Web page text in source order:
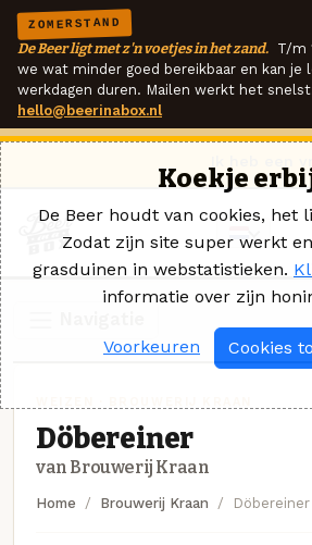
ZOMERSTAND
De Beer ligt met z'n voetjes in het zand. T/m
we wat minder goed bereikbaar en kan je
werkdagen duren. Mailen werkt het
hello@beerinabox.nl
Döbereiner
van Brouwerij Kraan
Home Brouwerij Kraan Döbereiner
Koekje
De Beer houdt van cookies, het
Zodat zijn site super werkt
grasduinen in webstatistieken.
informatie over zijn
Voorkeuren Cookies